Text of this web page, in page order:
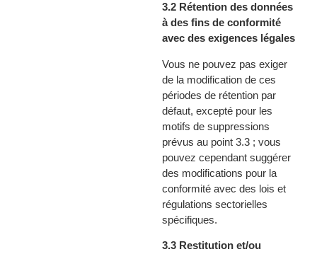
3.2 Rétention des données
à des fins de conformité
avec des exigences légales
Vous ne pouvez pas exiger
de la modification de ces
périodes de rétention par
défaut, excepté pour les
motifs de suppressions
prévus au point 3.3 ; vous
pouvez cependant suggérer
des modifications pour la
conformité avec des lois et
régulations sectorielles
spécifiques.
3.3 Restitution et/ou